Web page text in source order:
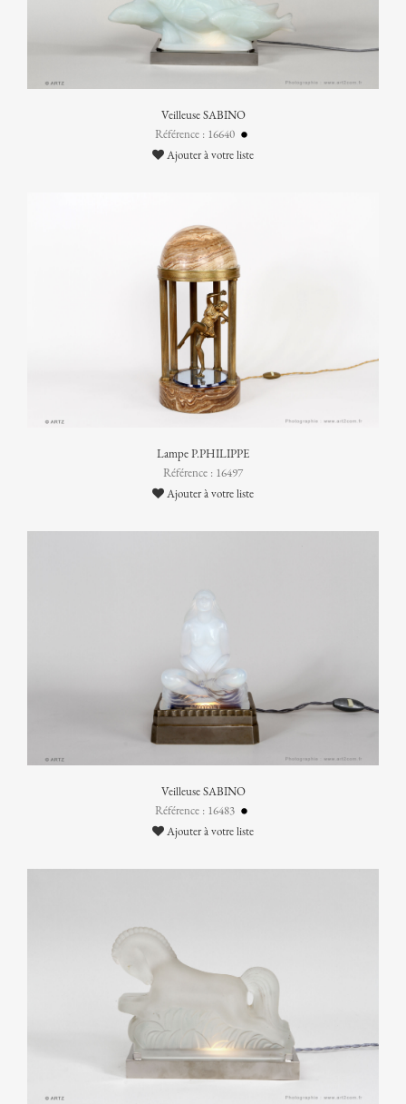
Veilleuse SABINO
Référence : 16640
Ajouter à votre liste
Lampe P.PHILIPPE
Référence : 16497
Ajouter à votre liste
Veilleuse SABINO
Référence : 16483
Ajouter à votre liste